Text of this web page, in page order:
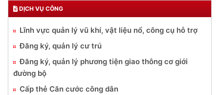
DỊCH VỤ CÔNG
Lĩnh vực quản lý vũ khí, vật liệu nổ, công cụ hỗ trợ
Đăng ký, quản lý cư trú
Đăng ký, quản lý phương tiện giao thông cơ giới
đường bộ
Cấp thẻ Căn cước công dân